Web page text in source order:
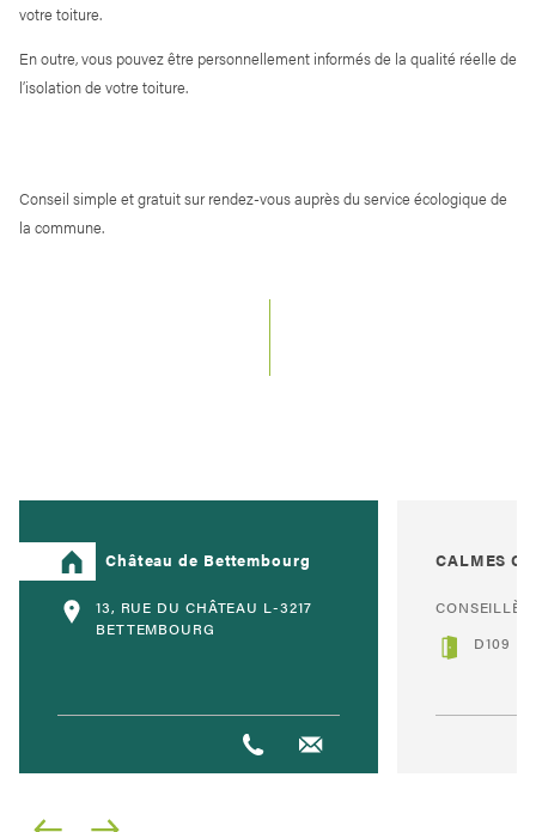
votre toiture.
En outre, vous pouvez être personnellement informés de la qualité réelle de
l’isolation de votre toiture.
Conseil simple et gratuit sur rendez-vous auprès du service écologique de
la commune.
Château de Bettembourg
13, RUE DU CHÂTEAU L-3217
BETTEMBOURG
CALMES
D109